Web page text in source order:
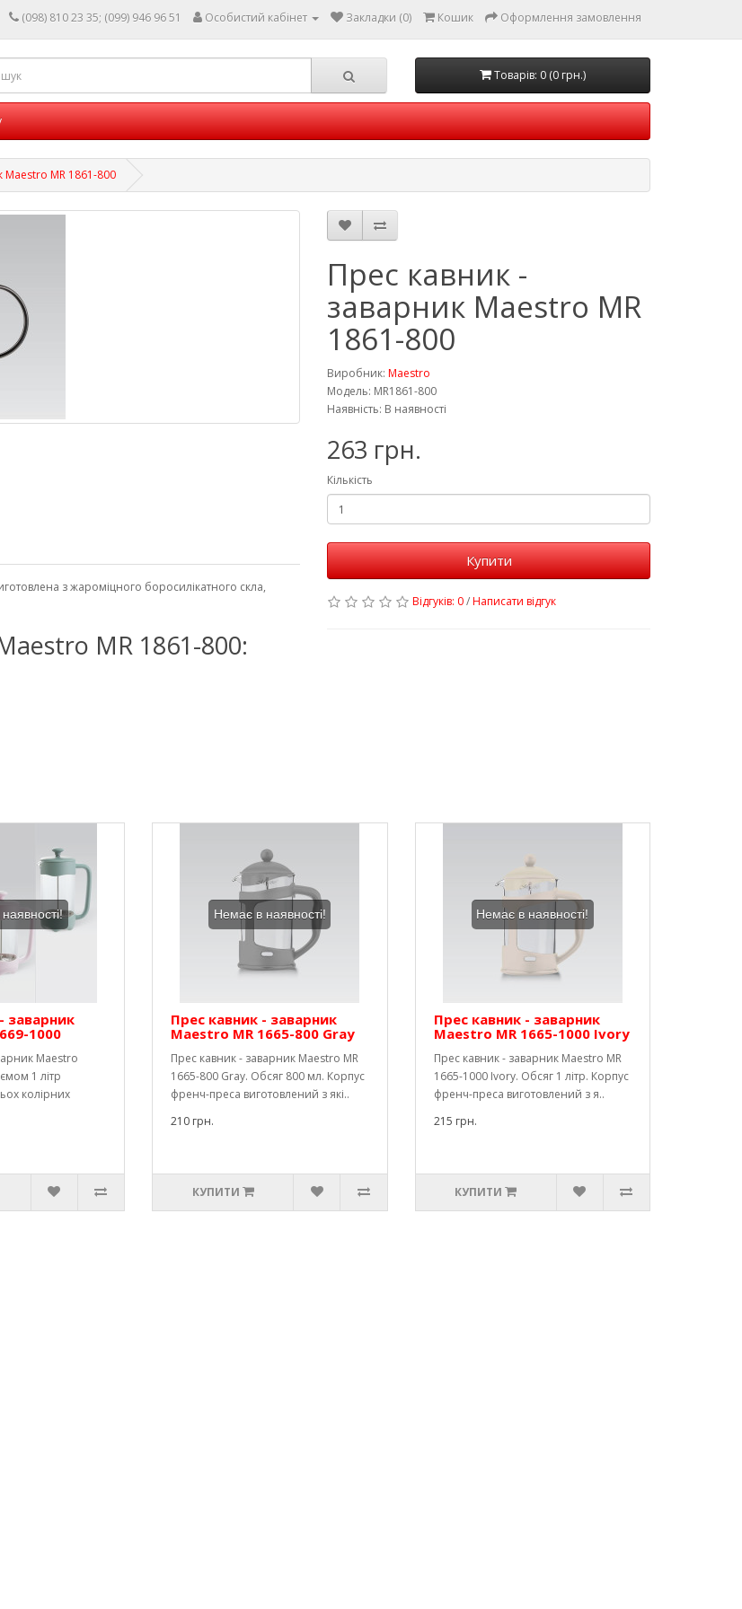
(098) 810 23 35; (099) 946 96 51 Особистий кабінет Закладки (0) Кошик Оформлення замовлення
Товарів: 0 (0 грн.)
Maestro MR 1861-800
​​з жароміцного боросилікатного скла,
MR 1861-800:
Прес кавник -
заварник Maestro MR
1861-800
Виробник: Maestro
Модель: MR1861-800
Наявність: В наявності
263 грн.
Кількість
Купити
Відгуків: 0/Написати відгук
заварник
1000
Maestro
1 літр
колірних
Немає в наявності!
Прес кавник - заварник
Maestro MR 1665-800 Gray
Прес кавник - заварник Maestro MR
1665-800 Gray. Обсяг 800 мл. Корпус
френч-преса виготовлений з які..
210 грн.
КУПИТИ
Немає в наявності!
Прес кавник - заварник
Maestro MR 1665-1000 Ivory
Прес кавник - заварник Maestro MR
1665-1000 Ivory. Обсяг 1 літр. Корпус
френч-преса виготовлений з я..
215 грн.
КУПИТИ